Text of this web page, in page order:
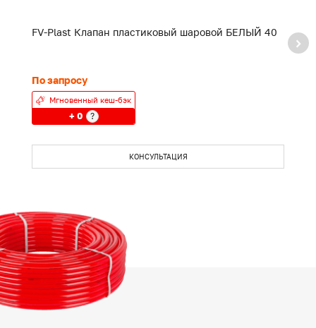
FV-Plast Клапан пластиковый шаровой БЕЛЫЙ 40
По запросу
Мгновенный кеш-бэк
+ 0 ?
КОНСУЛЬТАЦИЯ